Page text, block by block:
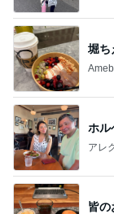
堀ち
ホル
アレ
皆の